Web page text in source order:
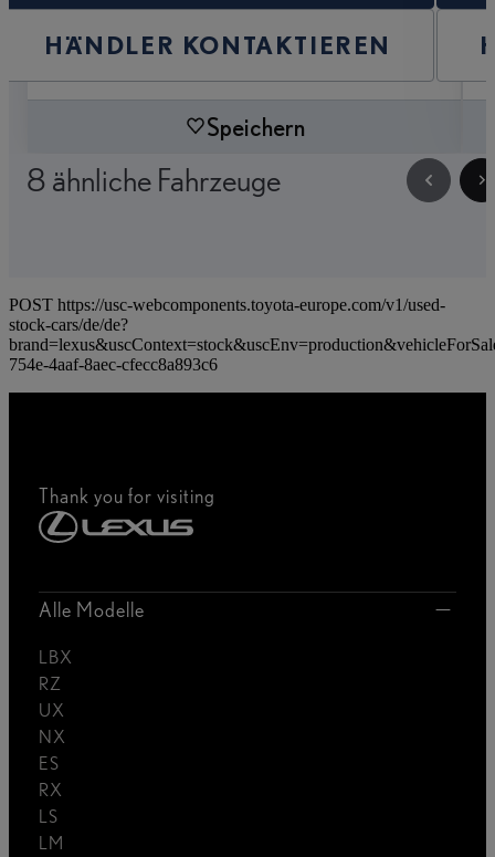
HÄNDLER KONTAKTIEREN
Speichern
8 ähnliche Fahrzeuge
POST https://usc-webcomponents.toyota-europe.com/v1/used-
stock-cars/de/de?
754e-4aaf-8aec-cfecc8a893c6
Thank you for visiting
Alle Modelle
LBX
RZ
UX
NX
ES
RX
LS
LM